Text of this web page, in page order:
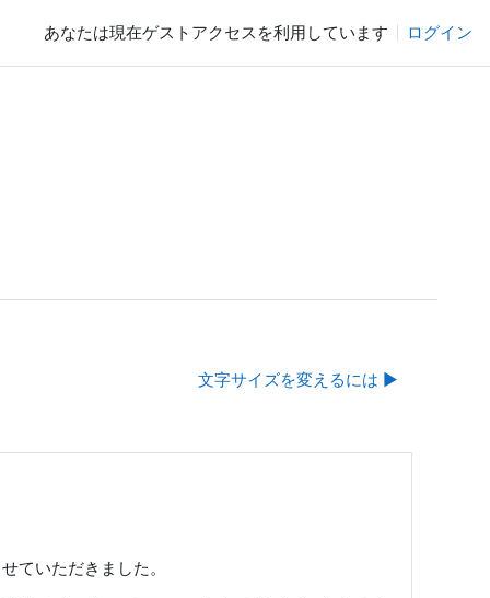
あなたは現在ゲストアクセスを利用しています ログイン
文字サイズを変えるには ▶︎
ていただきました。